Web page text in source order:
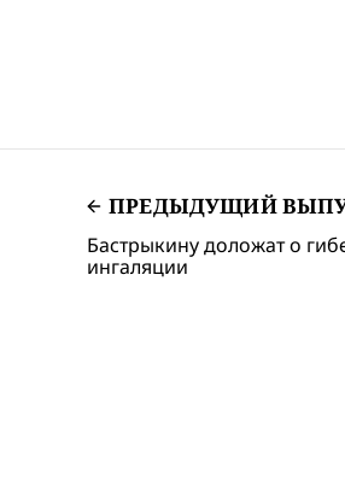
ПРЕДЫДУЩИЙ
Бастрыкину доложат о
ингаляции